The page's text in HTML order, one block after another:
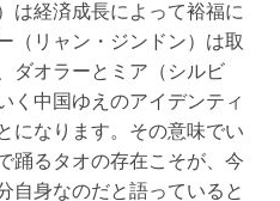
は経済成長によって裕福に
（リャン・ジンドン）は取
ダオラーとミア（シルビ
く中国ゆえのアイデンティ
になります。その意味でい
踊るタオの存在こそが、今
自身なのだと語っていると